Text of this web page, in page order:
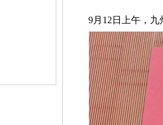
9月12日上午，九